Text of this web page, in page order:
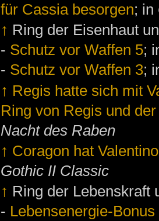
für Cassia besorgen; in
↑ Ring der Eisenhaut
- Schutz vor Waffen 5;
- Schutz vor Waffen 3;
↑ Regis hatte sich mit
Ring von Regis und
Nacht des Raben
↑ Coragon hat
Gothic II Classic
↑ Ring der Lebenskraft
- Lebensenergie-Bonus